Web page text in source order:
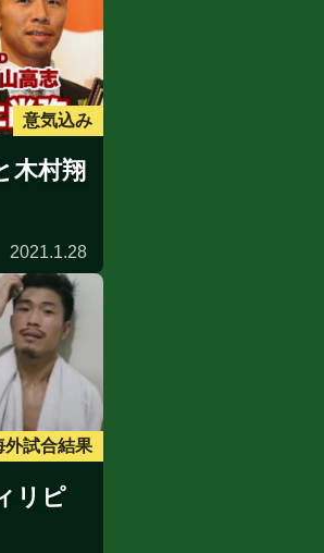
意気込み
木村翔
2021.1.28
外試合結果
リピ